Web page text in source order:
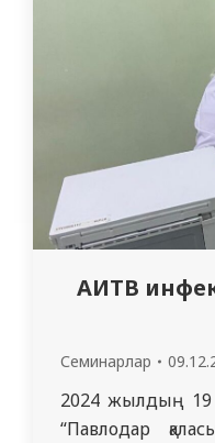
тиімді
қажет ететін
және
АИТВ
Семинарлар
2024 жылдың
“Павлодар